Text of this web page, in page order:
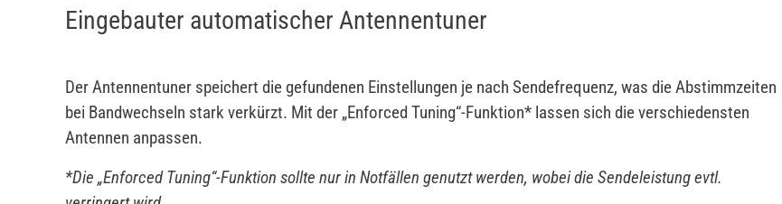
Eingebauter automatischer Antennentuner
Der Antennentuner speichert die gefundenen Einstellungen je nach Sendefrequenz, was die Abstimmzeiten
bei Bandwechseln stark verkürzt. Mit der „Enforced Tuning“-Funktion* lassen sich die verschiedensten
Antennen anpassen.
*Die „Enforced Tuning“-Funktion sollte nur in Notfällen genutzt werden, wobei die Sendeleistung evtl.